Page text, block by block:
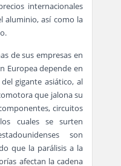
internacionales
aluminio, así como la
de sus empresas en
Europea depende en
gigante asiático, al
que jalona su
circuitos
cuales se surten
son
que la parálisis a la
afectan la cadena